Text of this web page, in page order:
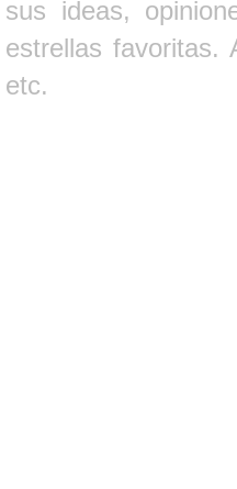
sus ideas,
estrellas favoritas.
etc.